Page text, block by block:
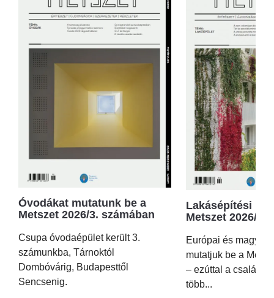
Óvodákat mutatunk be a
Metszet 2026/3. számában
Csupa óvodaépület került 3.
számunkba, Tárnoktól
Dombóvárig, Budapesttől
Sencsenig.
Lakásépítési
Metszet 2026/2.
Európai és magyar
mutatjuk be a
– ezúttal a családi
több...